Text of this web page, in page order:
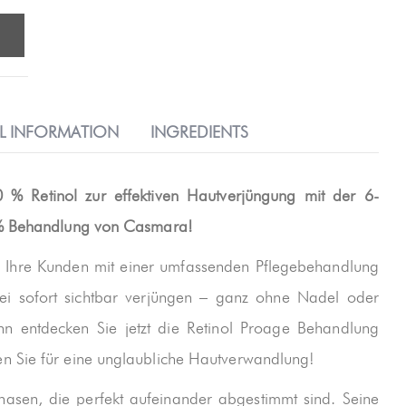
INFORMATION INGREDIENTS
Retinol zur effektiven Hautverjüngung mit der 6-
Behandlung von Casmara!
Kunden mit einer umfassenden Pflegebehandlung
sofort sichtbar verjüngen – ganz ohne Nadel oder
entdecken Sie jetzt die Retinol Proage Behandlung
Sie für eine unglaubliche Hautverwandlung!
die perfekt aufeinander abgestimmt sind. Seine